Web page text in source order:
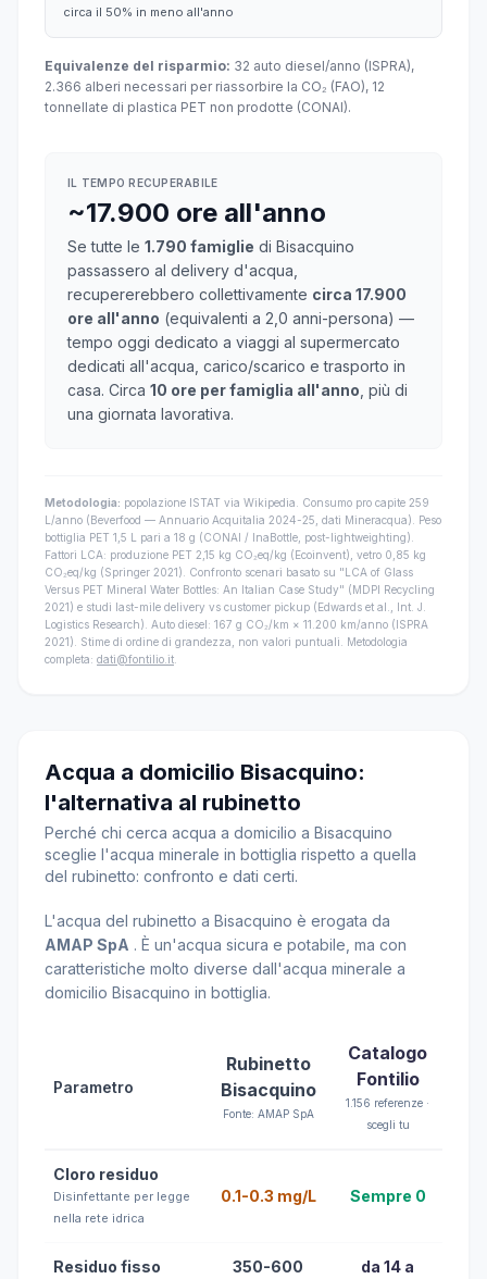
circa il 50% in meno all'anno
Equivalenze del risparmio: 32 auto diesel/anno (ISPRA),
2.366 alberi necessari per riassorbire la CO₂ (FAO), 12
tonnellate di plastica PET non prodotte (CONAI).
IL TEMPO RECUPERABILE
~17.900 ore all'anno
Se tutte le 1.790 famiglie di Bisacquino
passassero al delivery d'acqua,
recupererebbero collettivamente circa 17.900
ore all'anno (equivalenti a 2,0 anni-persona) —
tempo oggi dedicato a viaggi al supermercato
dedicati all'acqua, carico/scarico e trasporto in
casa. Circa 10 ore per famiglia all'anno , più di
una giornata lavorativa.
Metodologia: popolazione ISTAT via Wikipedia. Consumo pro capite 259
L/anno (Beverfood — Annuario Acquitalia 2024-25, dati Mineracqua). Peso
bottiglia PET 1,5 L pari a 18 g (CONAI / InaBottle, post-lightweighting).
Fattori LCA: produzione PET 2,15 kg CO₂eq/kg (Ecoinvent), vetro 0,85 kg
CO₂eq/kg (Springer 2021). Confronto scenari basato su "LCA of Glass
Versus PET Mineral Water Bottles: An Italian Case Study" (MDPI Recycling
2021) e studi last-mile delivery vs customer pickup (Edwards et al., Int. J.
Logistics Research). Auto diesel: 167 g CO₂/km × 11.200 km/anno (ISPRA
2021). Stime di ordine di grandezza, non valori puntuali. Metodologia
completa: dati@fontilio.it
Acqua a domicilio Bisacquino:
l'alternativa al rubinetto
Perché chi cerca acqua a domicilio a Bisacquino
sceglie l'acqua minerale in bottiglia rispetto a quella
del rubinetto: confronto e dati certi.
L'acqua del rubinetto a Bisacquino è erogata da
AMAP SpA . È un'acqua sicura e potabile, ma con
caratteristiche molto diverse dall'acqua minerale a
domicilio Bisacquino in bottiglia.
Parametro
Rubinetto
Bisacquino
Fonte: AMAP SpA
Catalogo
Fontilio
1.156 referenze ·
scegli tu
Cloro residuo
Disinfettante per legge
nella rete idrica
0.1-0.3 mg/L Sempre 0
Residuo fisso 350-600 da 14 a